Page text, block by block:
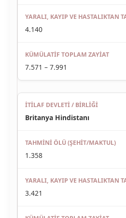
4.140
7.571 – 7.991
Britanya Hindistanı
1.358
3.421